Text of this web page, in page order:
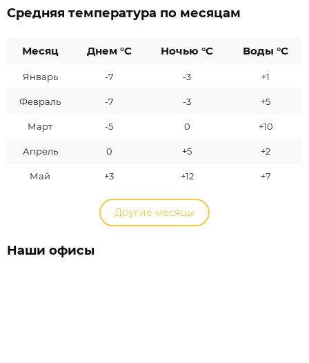
Средняя температура по месяцам
Месяц Днем °C Ночью °C Воды °C
Январь -7 -3 +1
Февраль -7 -3 +5
Март -5 0 +10
Апрель 0 +5 +2
Май +3 +12 +7
Другие месяцы
Наши офисы